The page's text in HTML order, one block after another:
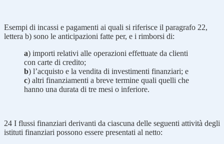
Esempi di incassi e pagamenti ai quali si riferisce il paragrafo 22,
lettera b) sono le anticipazioni fatte per, e i rimborsi di:
a) importi relativi alle operazioni effettuate da clienti
con carte di credito;
b) l’acquisto e la vendita di investimenti finanziari; e
c) altri finanziamenti a breve termine quali quelli che
hanno una durata di tre mesi o inferiore.
24 I flussi finanziari derivanti da ciascuna delle seguenti attività degli
istituti finanziari possono essere presentati al netto: